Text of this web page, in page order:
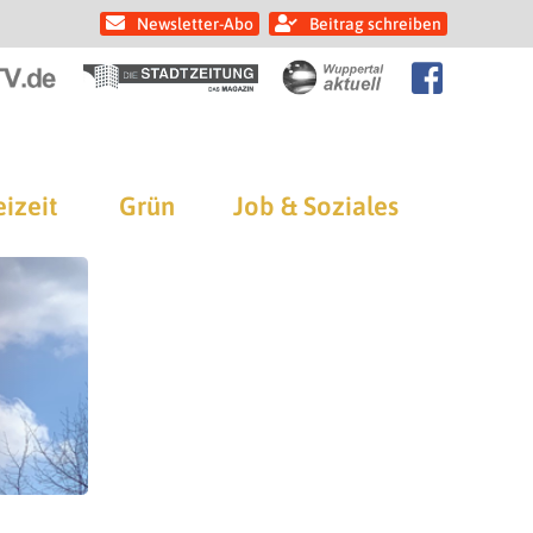
Newsletter-Abo Beitrag schreiben
Grün Job & Soziales